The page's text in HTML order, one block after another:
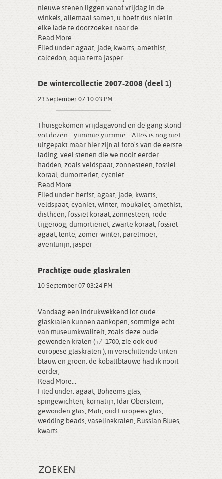
nieuwe stenen liggen vanaf vrijdag in de
winkels, allemaal samen, u hoeft dus niet in
elke lade te doorzoeken naar de
Read More...
Filed under: agaat, jade, kwarts, amethist,
calcedon, aqua terra jasper
De wintercollectie 2007-2008 (deel 1)
23 September 07 10:03 PM
Thuisgekomen vrijdagavond en de gang stond
vol dozen... yummie yummie... Alles is nog niet
uitgepakt maar hier zijn al foto's van de eerste
lading, veel stenen die we nooit eerder
hadden, zoals veldspaat, zonnesteen, fossiel
koraal, dumorteriet, cyaniet...
Read More...
Filed under: herfst, agaat, jade, kwarts,
veldspaat, cyaniet, winter, moukaiet, amethist,
distheen, fossiel koraal, zonnesteen, rode
tijgeroog, dumortieriet, zwarte koraal, fossiel
agaat, lente, zomer-winter, parelmoer,
aventurijn, jasper
Prachtige oude glaskralen
10 September 07 03:24 PM
Vandaag een indrukwekkend lot oude
glaskralen kunnen aankopen, sommige echt
van museumkwaliteit, zoals deze oude
gewonden kralen (+/- 1700, zie ook oud
europese glaskralen ), in verschillende tinten
blauw en groen. de kobaltblauwe had ik nooit
eerder,
Read More...
Filed under: agaat, Boheems glas,
spingewichten, kornalijn, Idar Oberstein,
gewonden glas, Mali, oud Europees glas,
wedding beads, vaselinekralen, Russian Blues,
kwarts
ZOEKEN